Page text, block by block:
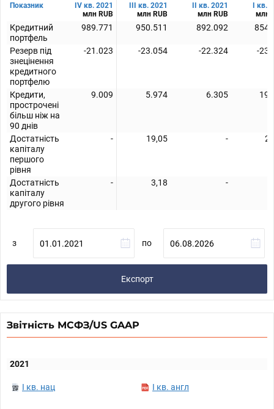
Показник
IV кв. 2021
млн RUB
III кв. 2021
млн RUB
II кв. 2021
млн RUB
I кв.
млн
Кредитний
портфель
989.771 950.511 892.092
Резерв під
знецінення
кредитного
портфелю
-21.023 -23.054 -22.324 -
Кредити,
прострочені
більш ніж на
90 днів
9.009 5.974 6.305
Достатність
капіталу
першого
рівня
- 19,05 -
Достатність
капіталу
другого рівня
- 3,18 -
з по
Експорт
Звітність МСФЗ/US GAAP
2021
I кв. нац I кв. англ